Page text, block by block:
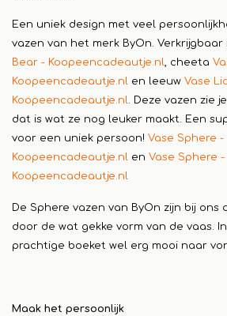
Een uniek design met veel
vazen van het merk ByOn.
Bear - Koopeencadeautje.nl, cheeta
Koopeencadeautje.nl en leeuw Vase
Koopeencadeautje.nl. Deze vazen zie
dat is wat ze nog leuker maakt. Een
voor een uniek persoon! Vase Sphere -
Koopeencadeautje.nl en Vase Sphere -
Koopeencadeautje.nl
De Sphere vazen van ByOn zijn bij
door de wat gekke vorm van de vaas.
prachtige boeket wel erg mooi naar
Maak het persoonlijk